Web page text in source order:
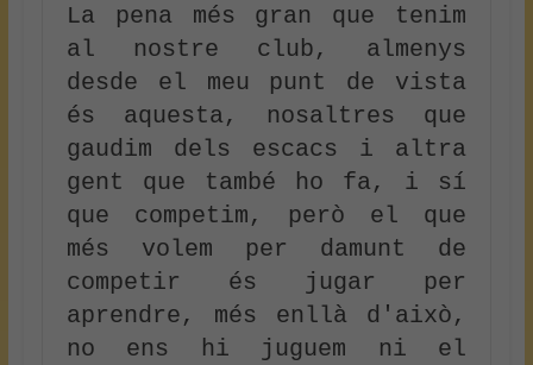
La pena més gran que tenim
al nostre club, almenys
desde el meu punt de vista
és aquesta, nosaltres que
gaudim dels escacs i altra
gent que també ho fa, i sí
que competim, però el que
més volem per damunt de
competir és jugar per
aprendre, més enllà d'això,
no ens hi juguem ni el